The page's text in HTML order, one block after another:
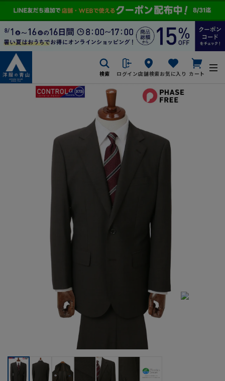
検索 ログイン店舗検索お気に入り カート